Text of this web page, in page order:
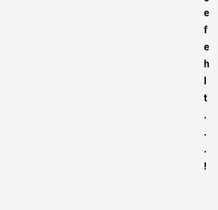
e
f
e
h
t
.
.
.
!